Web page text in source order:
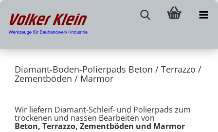
Diamant-Boden-Polierpads Beton / Terrazzo /
Zementböden / Marmor
Wir liefern Diamant-Schleif- und Polierpads zum
trockenen und nassen Bearbeiten von
Beton, Terrazzo, Zementböden und Marmor